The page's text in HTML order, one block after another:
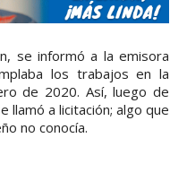
se informó a la emisora
los trabajos en la
de 2020. Así, luego de
llamó a licitación; algo que
no conocía.